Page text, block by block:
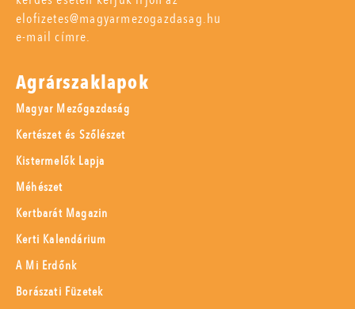
elofizetes@magyarmezogazdasag.hu
e-mail címre.
Agrárszaklapok
Magyar Mezőgazdaság
Kertészet és Szőlészet
Kistermelők Lapja
Méhészet
Kertbarát Magazin
Kerti Kalendárium
A Mi Erdőnk
Borászati Füzetek